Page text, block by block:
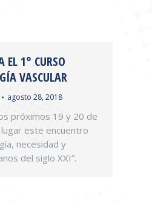
EL 1° CURSO
VASCULAR
agosto 28, 2018
próximos 19 y 20 de
este encuentro
necesidad y
del siglo XXI”.